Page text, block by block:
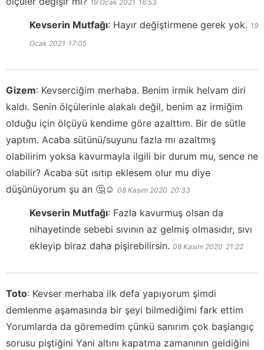
19 Ocak 2021 16:53
Kevserin Mutfağı: Hayır değiştirmene gerek yok. 19
Ocak 2021 17:05
Gizem: Kevserciğim merhaba. Benim irmik helvam diri
kaldı. Senin ölçülerinle alakalı değil, benim az irmiğim
olduğu için ölçüyü kendime göre azalttım. Bir de sütle
yaptım. Acaba sütünü/suyunu fazla mı azaltmış
olabilirim yoksa kavurmayla ilgili bir durum mu, sence ne
olabilir? Acaba süt ısıtıp eklesem olur mu diye
düşünüyorum şu an 🤔☺️ 08 Kasım 2020 20:33
Kevserin Mutfağı: Fazla kavurmuş olsan da
nihayetinde sebebi sıvının az gelmiş olmasıdır, sıvı
ekleyip biraz daha pişirebilirsin. 08 Kasım 2020 21:22
Toto: Kevser merhaba ilk defa yapıyorum şimdi
demlenme aşamasında bir şeyi bilmediğimi fark ettim
Yorumlarda da göremedim çünkü sanırım çok başlangıç
sorusu piştiğini Yani altını kapatma zamanının geldiğini